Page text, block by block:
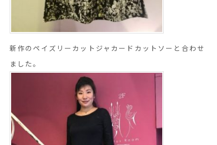
新作のペイズリーカットジャカードカットソーと合わせ
ました。